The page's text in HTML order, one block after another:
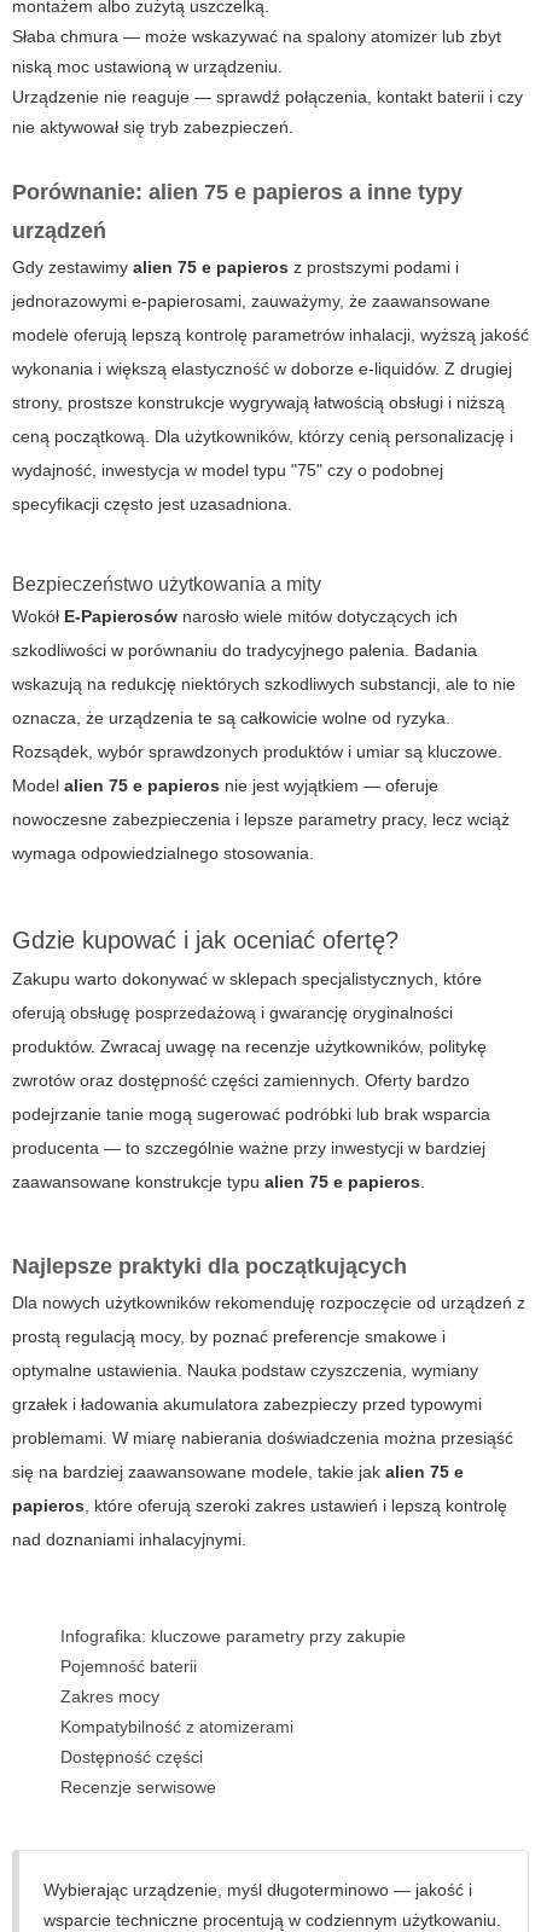
montażem albo zużytą uszczelką.
Słaba chmura — może wskazywać na spalony atomizer lub zbyt
niską moc ustawioną w urządzeniu.
Urządzenie nie reaguje — sprawdź połączenia, kontakt baterii i czy
nie aktywował się tryb zabezpieczeń.
Porównanie: alien 75 e papieros a inne typy
urządzeń
Gdy zestawimy alien 75 e papieros z prostszymi podami i
jednorazowymi e-papierosami, zauważymy, że zaawansowane
modele oferują lepszą kontrolę parametrów inhalacji, wyższą jakość
wykonania i większą elastyczność w doborze e-liquidów. Z drugiej
strony, prostsze konstrukcje wygrywają łatwością obsługi i niższą
ceną początkową. Dla użytkowników, którzy cenią personalizację i
wydajność, inwestycja w model typu "75" czy o podobnej
specyfikacji często jest uzasadniona.
Bezpieczeństwo użytkowania a mity
Wokół E-Papierosów narosło wiele mitów dotyczących ich
szkodliwości w porównaniu do tradycyjnego palenia. Badania
wskazują na redukcję niektórych szkodliwych substancji, ale to nie
oznacza, że urządzenia te są całkowicie wolne od ryzyka.
Rozsądek, wybór sprawdzonych produktów i umiar są kluczowe.
Model alien 75 e papieros nie jest wyjątkiem — oferuje
nowoczesne zabezpieczenia i lepsze parametry pracy, lecz wciąż
wymaga odpowiedzialnego stosowania.
Gdzie kupować i jak oceniać ofertę?
Zakupu warto dokonywać w sklepach specjalistycznych, które
oferują obsługę posprzedażową i gwarancję oryginalności
produktów. Zwracaj uwagę na recenzje użytkowników, politykę
zwrotów oraz dostępność części zamiennych. Oferty bardzo
podejrzanie tanie mogą sugerować podróbki lub brak wsparcia
producenta — to szczególnie ważne przy inwestycji w bardziej
zaawansowane konstrukcje typu alien 75 e papieros.
Najlepsze praktyki dla początkujących
Dla nowych użytkowników rekomenduję rozpoczęcie od urządzeń z
prostą regulacją mocy, by poznać preferencje smakowe i
optymalne ustawienia. Nauka podstaw czyszczenia, wymiany
grzałek i ładowania akumulatora zabezpieczy przed typowymi
problemami. W miarę nabierania doświadczenia można przesiąść
się na bardziej zaawansowane modele, takie jak alien 75 e
papieros, które oferują szeroki zakres ustawień i lepszą kontrolę
nad doznaniami inhalacyjnymi.
Infografika: kluczowe parametry przy zakupie
Pojemność baterii
Zakres mocy
Kompatybilność z atomizerami
Dostępność części
Recenzje serwisowe
Wybierając urządzenie, myśl długoterminowo — jakość i
wsparcie techniczne procentują w codziennym użytkowaniu.